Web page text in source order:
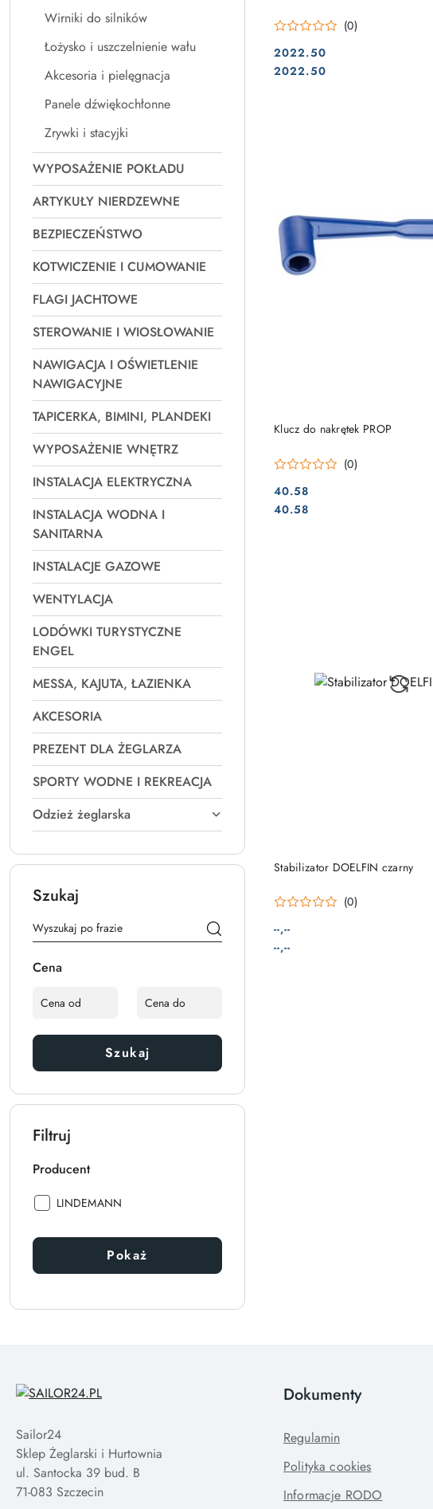
Wirniki do silników
Łożysko i uszczelnienie wału
Akcesoria i pielęgnacja
Panele dźwiękochłonne
Zrywki i stacyjki
WYPOSAŻENIE POKŁADU
ARTYKUŁY NIERDZEWNE
BEZPIECZEŃSTWO
KOTWICZENIE I CUMOWANIE
FLAGI JACHTOWE
STEROWANIE I WIOSŁOWANIE
NAWIGACJA I OŚWIETLENIE
NAWIGACYJNE
TAPICERKA, BIMINI, PLANDEKI
WYPOSAŻENIE WNĘTRZ
INSTALACJA ELEKTRYCZNA
INSTALACJA WODNA I
SANITARNA
INSTALACJE GAZOWE
WENTYLACJA
LODÓWKI TURYSTYCZNE
ENGEL
MESSA, KAJUTA, ŁAZIENKA
AKCESORIA
PREZENT DLA ŻEGLARZA
SPORTY WODNE I REKREACJA
Odzież żeglarska
Szukaj
Cena
Szukaj
Filtruj
Producent
Producent:
LINDEMANN
Pokaż
(0)
Cena:
2022.50
Cena:
2022.50
Klucz do nakrętek PROP
(0)
Cena:
40.58
Cena:
40.58
DO KOSZYKA
Stabilizator DOELFIN czarny
(0)
Cena:
--,--
Cena:
--,--
Sailor24
Sklep Żeglarski i Hurtownia
ul. Santocka 39 bud. B
71-083 Szczecin
Dokumenty
Regulamin
Polityka cookies
Informacje RODO